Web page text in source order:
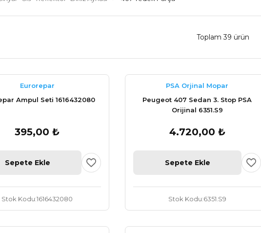
Toplam 39 ürün
Eurorepar
Ampul Seti 1616432080
395,00 ₺
Sepete Ekle
Stok Kodu 1616432080
PSA Orjinal Mopar
Peugeot 407 Sedan 3. Stop PSA
Orijinal 6351.S9
4.720,00 ₺
Sepete Ekle
Stok Kodu 6351.S9